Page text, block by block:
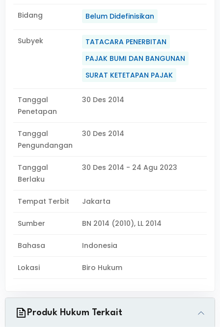
Bidang Belum Didefinisikan
Subyek
TATACARA PENERBITAN
PAJAK BUMI DAN BANGUNAN
SURAT KETETAPAN PAJAK
Tanggal
Penetapan
30 Des 2014
Tanggal
Pengundangan
30 Des 2014
Tanggal
Berlaku
30 Des 2014 - 24 Agu 2023
Tempat Terbit Jakarta
Sumber BN 2014 (2010), LL 2014
Bahasa Indonesia
Lokasi Biro Hukum
Produk Hukum Terkait